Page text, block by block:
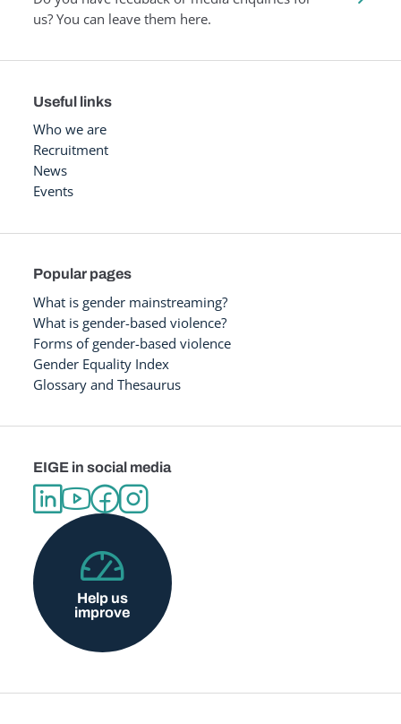
us? You can leave them here.
Useful links
Who we are
Recruitment
News
Events
Popular pages
What is gender mainstreaming?
What is gender-based violence?
Forms of gender-based violence
Gender Equality Index
Glossary and Thesaurus
EIGE in social media
Help us
improve